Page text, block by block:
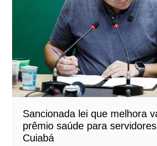
Sancionada lei que melhora
prêmio saúde para
Cuiabá